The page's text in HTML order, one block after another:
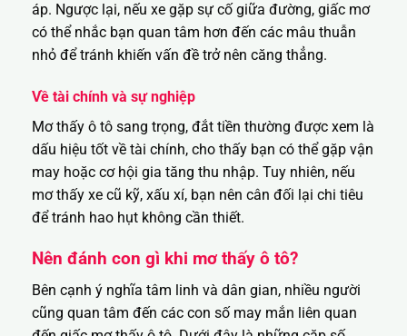
áp. Ngược lại, nếu xe gặp sự cố giữa đường, giấc mơ
có thể nhắc bạn quan tâm hơn đến các mâu thuẫn
nhỏ để tránh khiến vấn đề trở nên căng thẳng.
Về tài chính và sự nghiệp
Mơ thấy ô tô sang trọng, đắt tiền thường được xem là
dấu hiệu tốt về tài chính, cho thấy bạn có thể gặp vận
may hoặc cơ hội gia tăng thu nhập. Tuy nhiên, nếu
mơ thấy xe cũ kỹ, xấu xí, bạn nên cân đối lại chi tiêu
để tránh hao hụt không cần thiết.
Nên đánh con gì khi mơ thấy ô tô?
Bên cạnh ý nghĩa tâm linh và dân gian, nhiều người
cũng quan tâm đến các con số may mắn liên quan